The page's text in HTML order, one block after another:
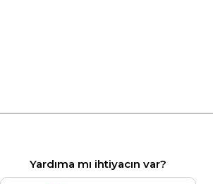
Yardıma mı ihtiyacın var?